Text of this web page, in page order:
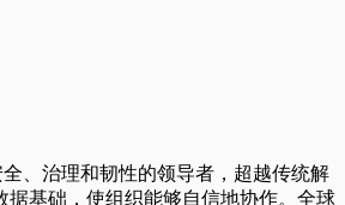
全、治理和韧性的领导者，超越传统解
据基础，使组织能够自信地协作。全球